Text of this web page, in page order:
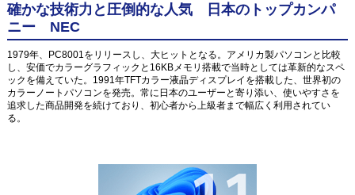
確かな技術力と圧倒的な人気 日本のトップカンパ
ニー NEC
1979年、PC8001をリリースし、大ヒットとなる。アメリカ製パソコンと比較
し、安価でカラーグラフィックと16KBメモリ搭載で当時としては革新的なスペ
ックを備えていた。1991年TFTカラー液晶ディスプレイを搭載した、世界初の
カラーノートパソコンを発売。常に日本のユーザーと寄り添い、使いやすさを
追求した商品開発を続けており、初心者から上級者まで幅広く利用されてい
る。